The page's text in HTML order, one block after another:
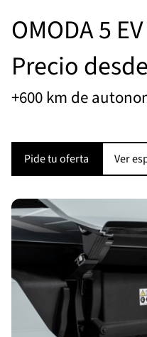
OMODA 5 EV
Precio
+600 km de
Pide tu oferta Ver